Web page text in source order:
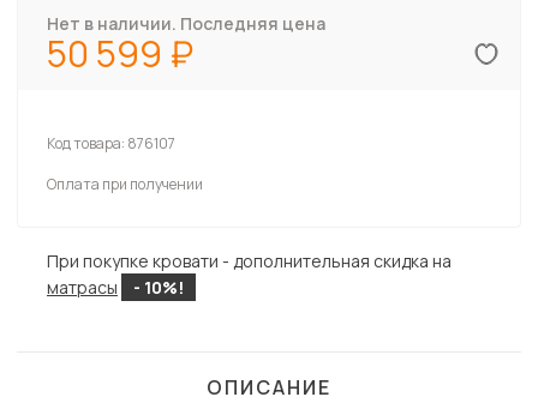
Нет в наличии. Последняя цена
50 599
Код товара: 876107
Оплата при получении
При покупке кровати - дополнительная скидка на
матрасы
- 10%!
ОПИСАНИЕ